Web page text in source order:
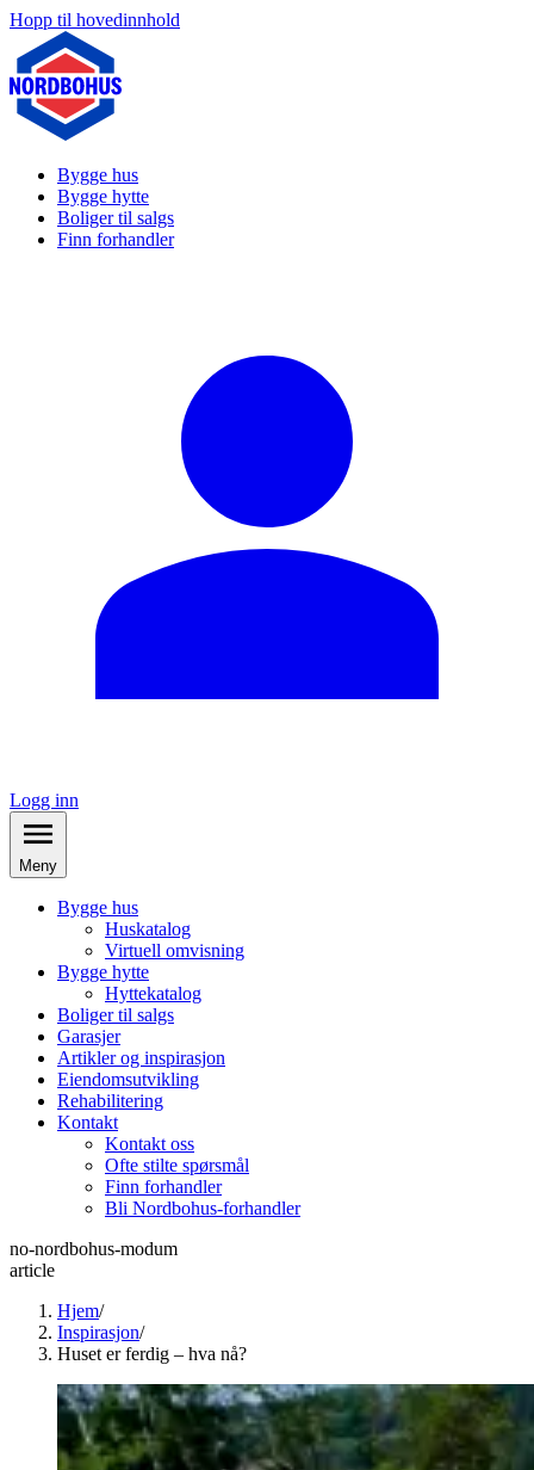
Hopp til hovedinnhold
Bygge hus
Bygge hytte
Boliger til salgs
Finn forhandler
Logg inn
Meny
Bygge hus
Huskatalog
Virtuell omvisning
Bygge hytte
Hyttekatalog
Boliger til salgs
Garasjer
Artikler og inspirasjon
Eiendomsutvikling
Rehabilitering
Kontakt
Kontakt oss
Ofte stilte spørsmål
Finn forhandler
Bli Nordbohus-forhandler
no-nordbohus-modum
article
Hjem/
Inspirasjon/
Huset er ferdig – hva nå?